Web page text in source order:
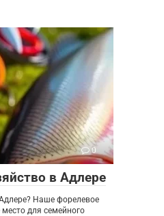
0
в Адлере
Наше форелевое
для семейного